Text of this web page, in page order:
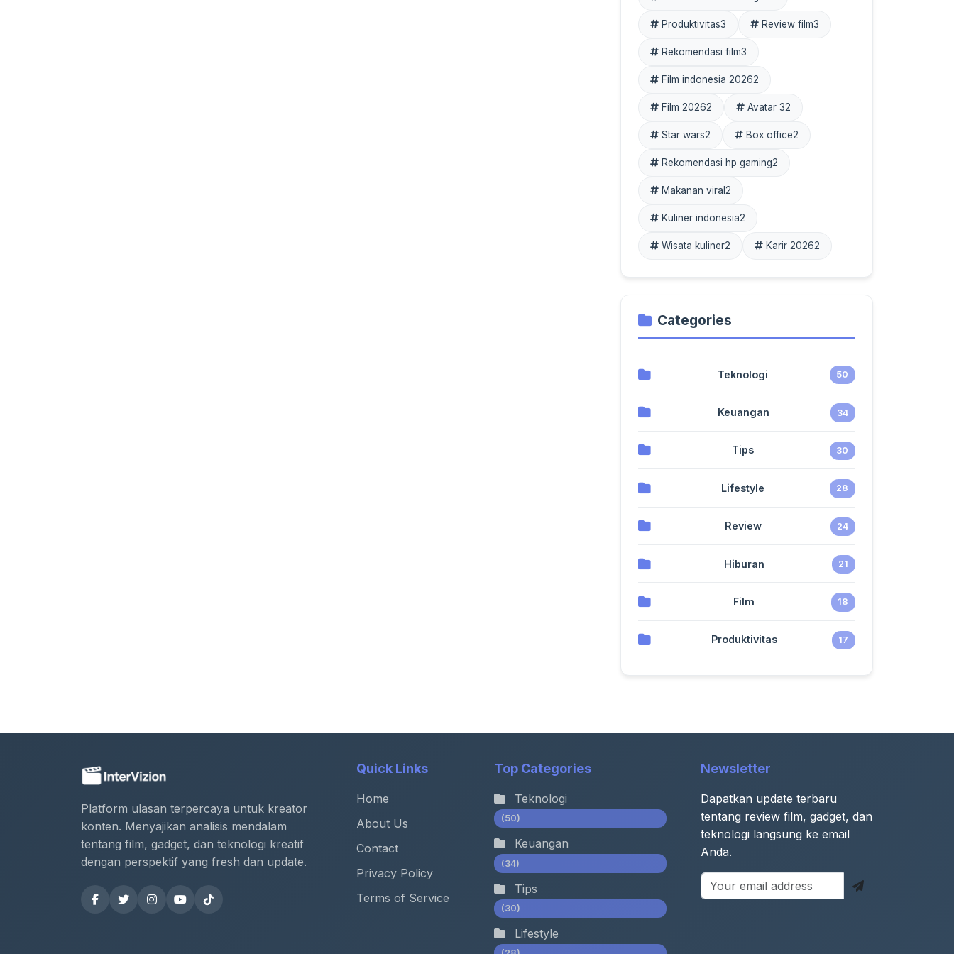
Produktivitas3 Review film3
Rekomendasi film3
Film indonesia 20262
Film 20262 Avatar 32
Star wars2 Box office2
Rekomendasi hp gaming2
Makanan viral 2
Kuliner indonesia2
Wisata kuliner2 Karir 20262
Categories
Teknologi 50
Keuangan 34
Tips 30
Lifestyle 28
Review 24
Hiburan 21
Film 18
Produktivitas 17
Platform ulasan terpercaya untuk kreator
konten. Menyajikan analisis mendalam
tentang film, gadget, dan teknologi kreatif
dengan perspektif yang fresh dan update.
Quick Links
Home
About Us
Contact
Privacy Policy
Terms of Service
Top Categories
Teknologi
(50)
Keuangan
(34)
Tips
(30)
Lifestyle
Newsletter
Dapatkan update terbaru
tentang review film, gadget, dan
teknologi langsung ke email
Anda.